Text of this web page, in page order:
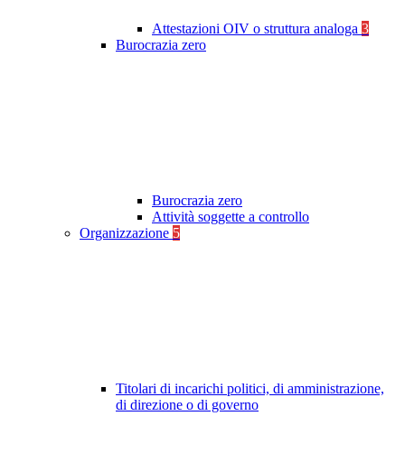
Attestazioni OIV o struttura analoga 3
Burocrazia zero
Burocrazia zero
Attività soggette a controllo
Organizzazione 5
Titolari di incarichi politici, di amministrazione,
di direzione o di governo